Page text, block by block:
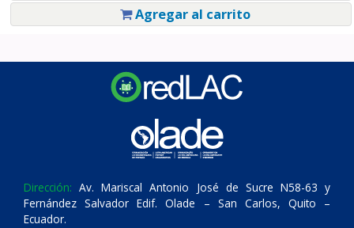
Agregar al carrito
Dirección: Av. Mariscal Antonio José de Sucre N58-63 y
Fernández Salvador Edif. Olade – San Carlos, Quito –
Ecuador.